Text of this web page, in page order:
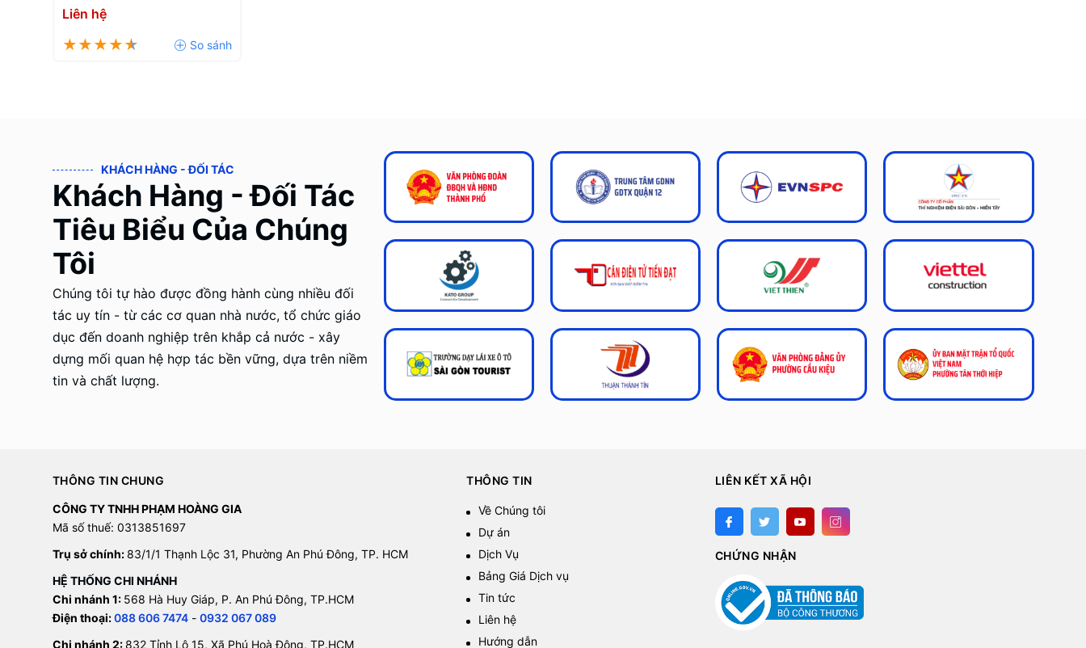
1355U | 8GB | 14'' FHD
Liên hệ
KHÁCH HÀNG - ĐỐI TÁC
Khách Hàng - Đối Tác
Tiêu Biểu Của Chúng
Tôi
Chúng tôi tự hào được đồng hành cùng nhiều đối
tác uy tín - từ các cơ quan nhà nước, tổ chức giáo
dục đến doanh nghiệp trên khắp cả nước - xây
dựng mối quan hệ hợp tác bền vững, dựa trên niềm
tin và chất lượng.
THÔNG TIN CHUNG
CÔNG TY TNHH PHẠM HOÀNG GIA
Mã số thuế: 0313851697
Trụ sở chính: 83/1/1 Thạnh Lộc 31, Phường An Phú Đông, TP. HCM
HỆ THỐNG CHI NHÁNH
Chi nhánh 1: 568 Hà Huy Giáp, P. An Phú Đông, TP.HCM
Điện thoại:088 606 7474- 0932 067 089
Chi nhánh 2: 832 Tỉnh Lộ 15, Xã Phú Hoà Đông, TP.HCM
THÔNG TIN
Về Chúng tôi
Dự án
Dịch Vụ
Bảng Giá Dịch vụ
Tin tức
Liên hệ
Hướng dẫn
LIÊN KẾT XÃ HỘI
CHỨNG NHẬN